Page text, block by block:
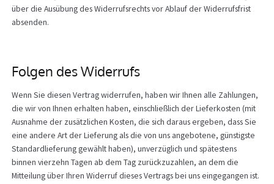
über die Ausübung des Widerrufsrechts vor Ablauf der Widerrufsfrist
absenden.
Folgen des Widerrufs
Wenn Sie diesen Vertrag widerrufen, haben wir Ihnen alle Zahlungen,
die wir von Ihnen erhalten haben, einschließlich der Lieferkosten (mit
Ausnahme der zusätzlichen Kosten, die sich daraus ergeben, dass Sie
eine andere Art der Lieferung als die von uns angebotene, günstigste
Standardlieferung gewählt haben), unverzüglich und spätestens
binnen vierzehn Tagen ab dem Tag zurückzuzahlen, an dem die
Mitteilung über Ihren Widerruf dieses Vertrags bei uns eingegangen ist.